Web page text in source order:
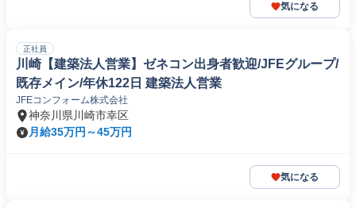
気になる
正社員
川崎【建築法人営業】ゼネコン出身者歓迎/JFEグループ/
既存メイン/年休122日 建築法人営業
JFEコンフォーム株式会社
神奈川県川崎市幸区
月給35万円～45万円
気になる